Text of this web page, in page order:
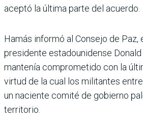
aceptó la última parte del acuerdo.
Hamás informó al Consejo de Paz,
presidente estadounidense Donald
mantenía comprometido con la
virtud de la cual los militantes
un naciente comité de gobierno
territorio.